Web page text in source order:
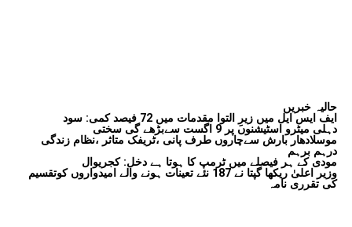
حالیہ خبریں
ایف ایس ایل میں زیرِ التوا مقدمات میں 72 فیصد کمی: سود
دہلی میٹرو اسٹیشنوں پر 9 اگست سےبڑھے گی سختی
موسلادھار بارش سےچاروں طرف پانی ،ٹریفک متاثر ،نظام زندگی
درہم برہم
مودی کے ہر فیصلے میں ٹرمپ کا ہوتا ہے دخل: کجریوال
وزیر اعلیٰ ریکھا گپتا نے 187 نئے تعینات ہونے والے امیدواروں کوتقسیم
کی تقرری نامہ